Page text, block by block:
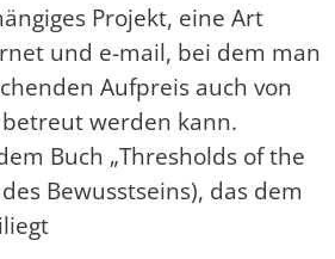
Projekt, eine Art
und e-mail, bei dem man
Aufpreis auch von
werden kann.
Buch „Thresholds of the
Bewusstseins), das dem